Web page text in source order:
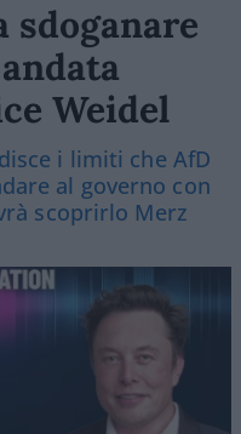
sdoganare
Weidel
i limiti che AfD
al governo con
scoprirlo Merz